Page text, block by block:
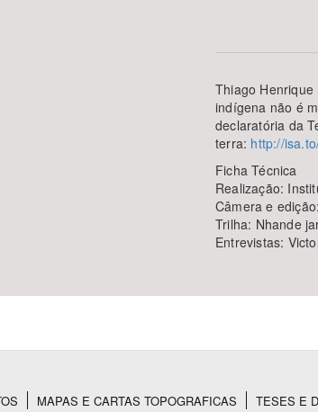
Área Protegida
Thiago
indígena não é
declaratória da
terra: http://
Ficha Técnica
Realização:
Câmera e
Trilha: Nhande
Entrevistas:
MAPAS E CARTAS TOPOGRAFICAS TESES E